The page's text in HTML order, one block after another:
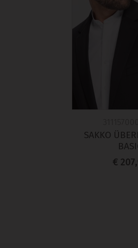
SAKKO
€